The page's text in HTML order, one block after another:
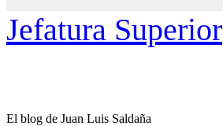
Jefatura Superior
El blog de Juan Luis Saldaña